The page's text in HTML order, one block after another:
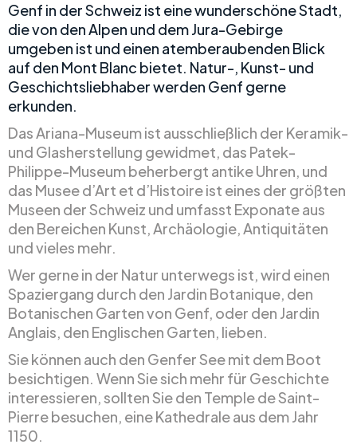
Genf in der Schweiz ist eine wunderschöne Stadt,
die von den Alpen und dem Jura-Gebirge
umgeben ist und einen atemberaubenden Blick
auf den Mont Blanc bietet. Natur-, Kunst- und
Geschichtsliebhaber werden Genf gerne
erkunden.
Das Ariana-Museum ist ausschließlich der Keramik-
und Glasherstellung gewidmet, das Patek-
Philippe-Museum beherbergt antike Uhren, und
das Musee d’Art et d’Histoire ist eines der größten
Museen der Schweiz und umfasst Exponate aus
den Bereichen Kunst, Archäologie, Antiquitäten
und vieles mehr.
Wer gerne in der Natur unterwegs ist, wird einen
Spaziergang durch den Jardin Botanique, den
Botanischen Garten von Genf, oder den Jardin
Anglais, den Englischen Garten, lieben.
Sie können auch den Genfer See mit dem Boot
besichtigen. Wenn Sie sich mehr für Geschichte
interessieren, sollten Sie den Temple de Saint-
Pierre besuchen, eine Kathedrale aus dem Jahr
1150.